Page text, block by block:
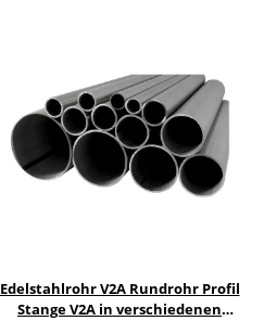
Edelstahlrohr V2A Rundrohr Profil
Stange V2A in verschiedenen